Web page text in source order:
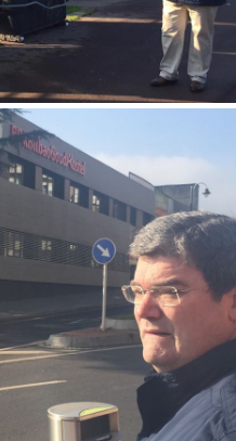
y la recogida selectiva de
que seguir conjugando ambas.
Bilbao Good Hostel, un gran
de las personas con